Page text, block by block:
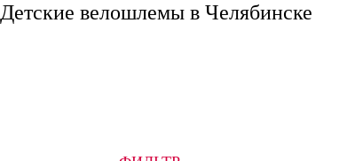
Детские велошлемы в Челябинске